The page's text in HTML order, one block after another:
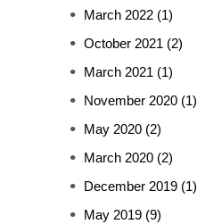
March 2022 (1)
October 2021 (2)
March 2021 (1)
November 2020 (1)
May 2020 (2)
March 2020 (2)
December 2019 (1)
May 2019 (9)